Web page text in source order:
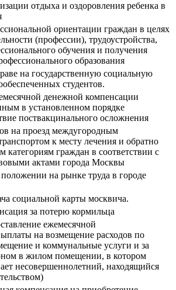
отдыха и оздоровления ребенка в
ориентации граждан в целях
(профессии), трудоустройства,
обучения и получения
образования
на государственную социальную
студентов.
денежной компенсации
в установленном порядке
поствакцинального осложнения
на проезд междугородным
к месту лечения и обратно
категориям граждан в соответствии с
актами города Москвы
на рынке труда в городе
социальной карты москвича.
за потерю кормильца
ежемесячной
на возмещение расходов по
и коммунальные услуги и за
в жилом помещении, в котором
несовершеннолетний, находящийся